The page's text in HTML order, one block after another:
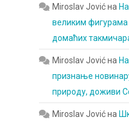
Miroslav Jovićна
великим
домаћих
Miroslav Jovićна
признање
природу, доживи
Miroslav Jovićна